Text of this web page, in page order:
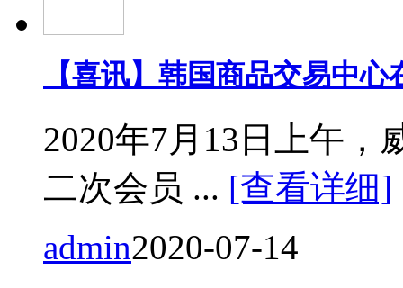
【喜讯】韩国商品交易中
2020年7月13日上午，
二次会员 ... [查看详细]
admin2020-07-14